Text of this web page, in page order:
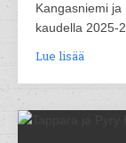
Kangasniemi
kaudella 2025-
Lue lisää